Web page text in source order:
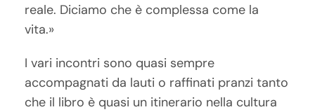
reale. Diciamo che è complessa come la
vita.»
I vari incontri sono quasi sempre
accompagnati da lauti o raffinati pranzi tanto
che il libro è quasi un itinerario nella cultura